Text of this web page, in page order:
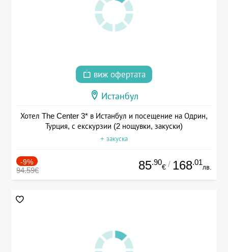
виж офертата
Истанбул
Хотел The Center 3* в Истанбул и посещение на Одрин,
Турция, с екскурзии (2 нощувки, закуски)
+ закуска
-9%
94.59€ 85.90
€ / 168.01
лв.